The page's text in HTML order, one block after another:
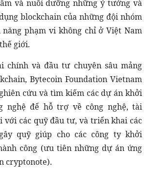
và nuôi dưỡng những ý tưởng và
blockchain của những đội nhóm
phạm vi không chỉ ở Việt Nam
giới.
chính và đầu tư chuyên sâu mảng
Bytecoin Foundation Vietnam
cứu và tìm kiếm các dự án khởi
nghệ để hỗ trợ về công nghệ, tài
với các quỹ đầu tư, và triển khai các
quỹ giúp cho các công ty khởi
công (ưu tiên những dự án ứng
cryptonote).